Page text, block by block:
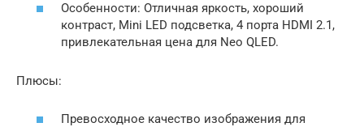
Особенности: Отличная яркость, хороший
контраст, Mini LED подсветка, 4 порта HDMI 2.1,
привлекательная цена для Neo QLED.
Плюсы:
Превосходное качество изображения для